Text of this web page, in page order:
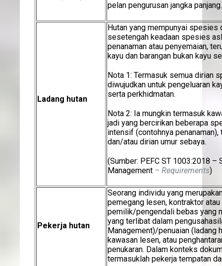
pelan pengurusan jangka panjang.
Ladang hutan
Hutan yang mempunyai spesies
sesetengah keadaan spesies
penanaman atau penyemaian,
kayu dan barangan bukan kayu
Nota 1: Termasuk semua dirian
diwujudkan untuk pengeluaran
serta perkhidmatan.
Nota 2: Ia mungkin termasuk
jadi yang bercirikan beberapa
intensif (contohnya
dan/atau dirian umur sebaya.
(Sumber: PEFC ST 1003:2018 –
Management – Requirements)
Pekerja hutan
Seorang individu yang
pemegang lesen, kontraktor
pemilik/pengendali bebas yang
yang terlibat dalam
Management)/penuaian (ladang
kawasan lesen, atau
penukaran. Dalam konteks
termasuklah pekerja tempatan